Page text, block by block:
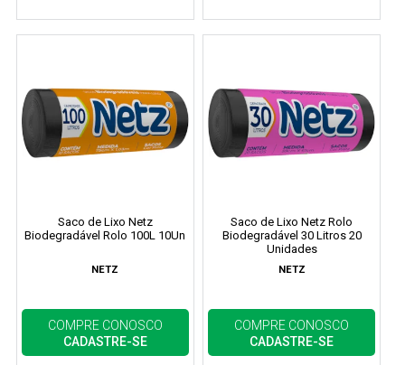
Saco de Lixo Netz
Biodegradável Rolo 100L 10Un
NETZ
COMPRE CONOSCO
CADASTRE-SE
Saco de Lixo Netz Rolo
Biodegradável 30 Litros 20
Unidades
NETZ
COMPRE CONOSCO
CADASTRE-SE